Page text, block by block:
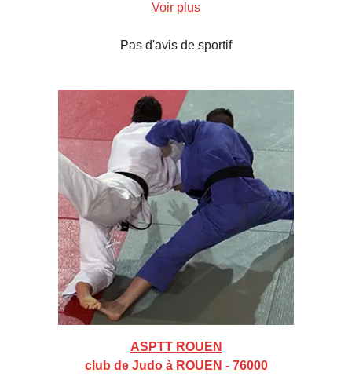
Voir plus
Pas d'avis de sportif
ASPTT ROUEN
club de Judo à ROUEN - 76000